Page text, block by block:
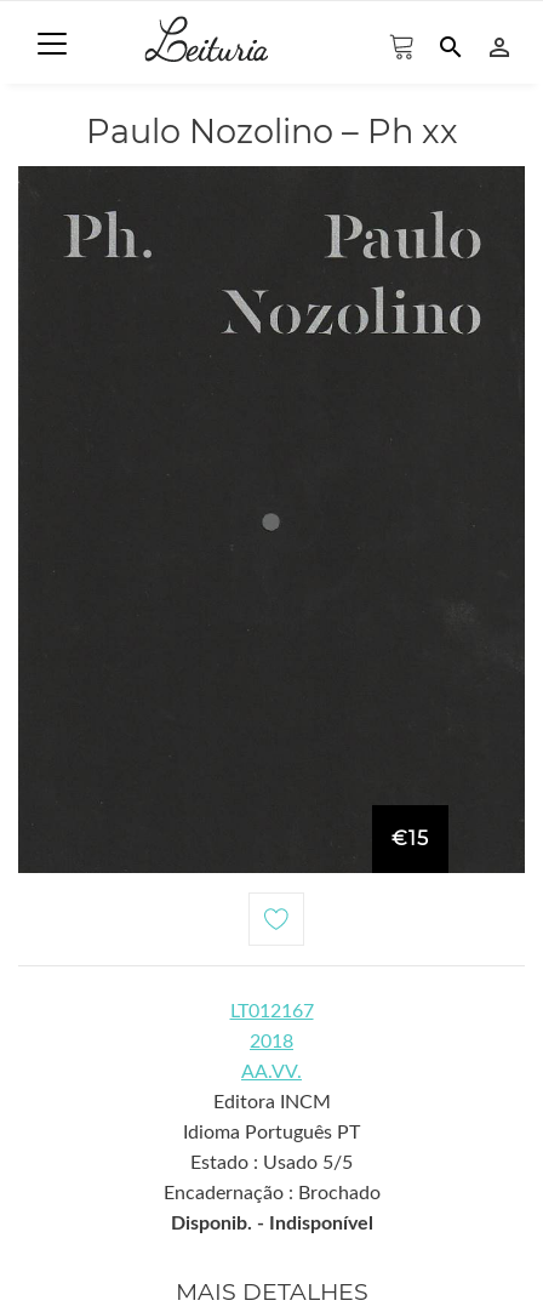
search person_outline
Paulo Nozolino – Ph xx
€15
LT012167
2018
AA.VV.
Editora INCM
Idioma Português PT
Estado : Usado 5/5
Encadernação : Brochado
Disponib. -
Indisponível
MAIS DETALHES